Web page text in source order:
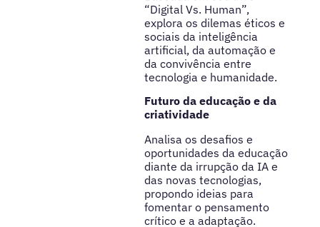
“Digital Vs. Human”,
explora os dilemas éticos e
sociais da inteligência
artificial, da automação e
da convivência entre
tecnologia e humanidade.
Futuro da educação e da
criatividade
Analisa os desafios e
oportunidades da educação
diante da irrupção da IA e
das novas tecnologias,
propondo ideias para
fomentar o pensamento
crítico e a adaptação.